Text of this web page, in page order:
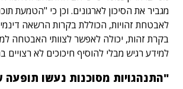
מגביר את הסיכון לארגונים. וכן כי "הטמעת
לאבטחת זהויות, הכוללת בקרות הרשאה
בקרת זהות, יכולה לאפשר לצוותי האבטחה
למידע רגיש מבלי להוסיף חיכוכים לא רצויים
"התנהגויות מסוכנות נעשו תופעה